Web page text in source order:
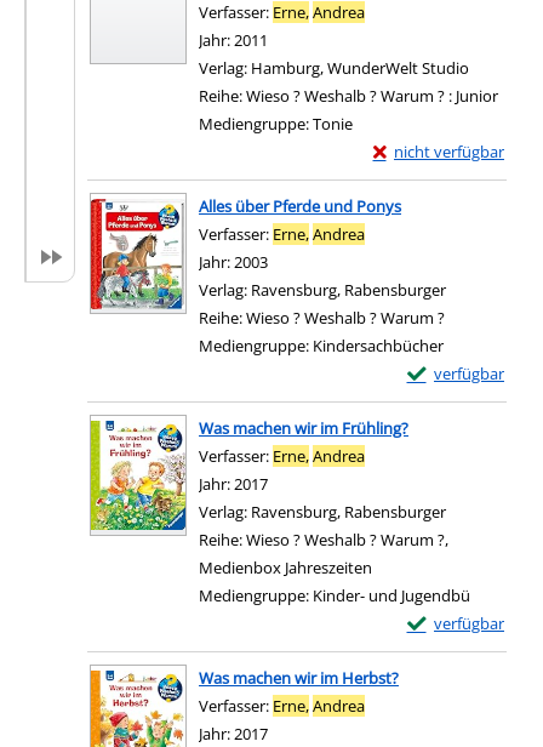
Verfasser: Erne,Andrea
Jahr:2011
Verlag: Hamburg, WunderWelt Studio
Reihe:Wieso ? Weshalb ? Warum ? : Junior
Mediengruppe:Tonie
nicht verfügbar
Exemplar-Details von
Zum Download von
Alles über Pferde und Ponys
Verfasser: Erne,Andrea
Jahr:2003
Verlag: Ravensburg, Rabensburger
Reihe:Wieso ? Weshalb ? Warum ?
Mediengruppe: Kindersachbücher
verfügbar
Exemplar-Details
Zum Download
Was machen wir im Frühling?
Verfasser: Erne,Andrea
Jahr:2017
Verlag: Ravensburg, Rabensburger
Reihe:Wieso ? Weshalb ? Warum ?,
Medienbox Jahreszeiten
Mediengruppe: Kinder- und Jugendbü
verfügbar
Exemplar-Details
Zum Download
Was machen wir im Herbst?
Verfasser: Erne,Andrea
Jahr:2017